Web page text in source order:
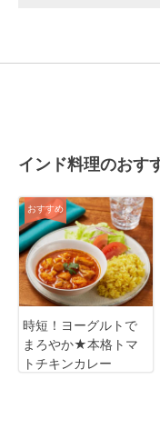
インド料理のおす
おすすめ
時短！ヨーグルトで
まろやか★本格トマ
トチキンカレー